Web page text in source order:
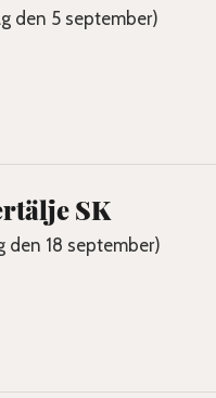
den 5 september)
SK
den 18 september)